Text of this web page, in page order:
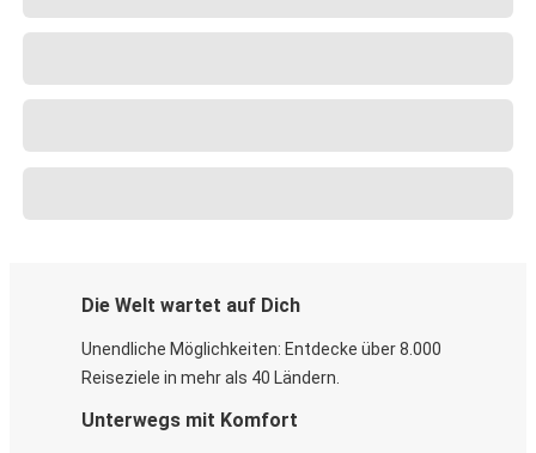
Die Welt wartet auf Dich
Unendliche Möglichkeiten: Entdecke über 8.000
Reiseziele in mehr als 40 Ländern.
Unterwegs mit Komfort